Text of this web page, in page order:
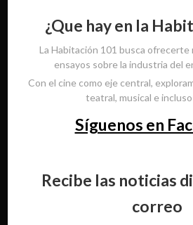
¿Que hay en la
La Habitación 101 busca ofrecerte
ensayos sobre la industria del
Con el cine como eje central,
teatral, musical e
Síguenos en
Recibe las noticias
correo